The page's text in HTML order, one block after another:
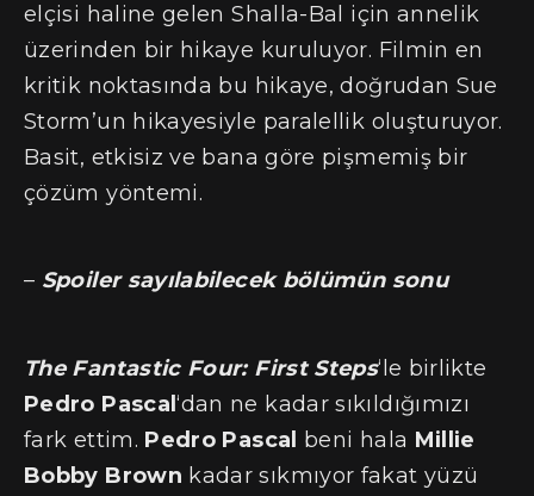
elçisi haline gelen Shalla-Bal için annelik
üzerinden bir hikaye kuruluyor. Filmin en
kritik noktasında bu hikaye, doğrudan Sue
Storm’un hikayesiyle paralellik oluşturuyor.
Basit, etkisiz ve bana göre pişmemiş bir
çözüm yöntemi.
– Spoiler sayılabilecek bölümün sonu
The Fantastic Four: First Steps‘le birlikte
Pedro Pascal‘dan ne kadar sıkıldığımızı
fark ettim. Pedro Pascal beni hala Millie
Bobby Brown kadar sıkmıyor fakat yüzü